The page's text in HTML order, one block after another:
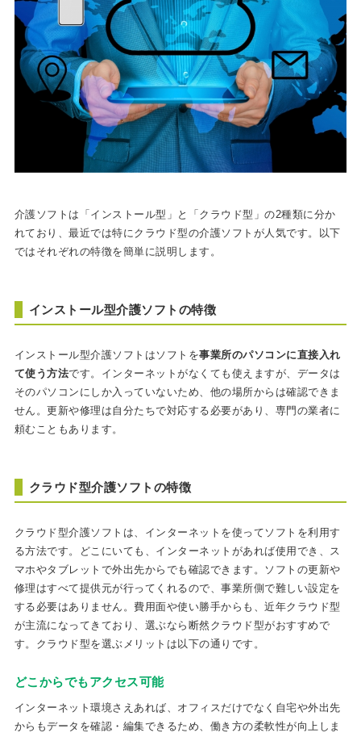
介護ソフトは「インストール型」と「クラウド型」の2種類に分か
れており、最近では特にクラウド型の介護ソフトが人気です。以下
ではそれぞれの特徴を簡単に説明します。
インストール型介護ソフトの特徴
インストール型介護ソフトはソフトを事業所のパソコンに直接入れ
て使う方法です。インターネットがなくても使えますが、データは
そのパソコンにしか入っていないため、他の場所からは確認できま
せん。更新や修理は自分たちで対応する必要があり、専門の業者に
頼むこともあります。
クラウド型介護ソフトの特徴
クラウド型介護ソフトは、インターネットを使ってソフトを利用す
る方法です。どこにいても、インターネットがあれば使用でき、ス
マホやタブレットで外出先からでも確認できます。ソフトの更新や
修理はすべて提供元が行ってくれるので、事業所側で難しい設定を
する必要はありません。費用面や使い勝手からも、近年クラウド型
が主流になってきており、選ぶなら断然クラウド型がおすすめで
す。クラウド型を選ぶメリットは以下の通りです。
どこからでもアクセス可能
インターネット環境さえあれば、オフィスだけでなく自宅や外出先
からもデータを確認・編集できるため、働き方の柔軟性が向上しま